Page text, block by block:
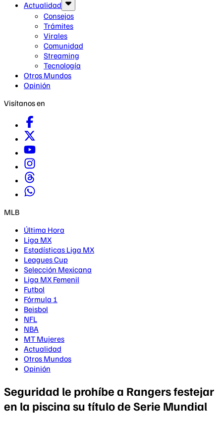
Actualidad
Consejos
Trámites
Virales
Comunidad
Streaming
Tecnología
Otros Mundos
Opinión
Visítanos en
MLB
Última Hora
Liga MX
Estadísticas Liga MX
Leagues Cup
Selección Mexicana
Liga MX Femenil
Futbol
Fórmula 1
Beisbol
NFL
NBA
MT Mujeres
Actualidad
Otros Mundos
Opinión
Seguridad le prohíbe a Rangers festejar
en la piscina su título de Serie Mundial